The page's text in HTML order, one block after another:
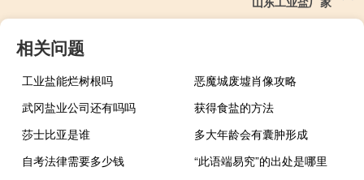
相关问题
工业盐能烂树根吗
恶魔城废墟肖像攻略
武冈盐业公司还有吗吗
获得食盐的方法
莎士比亚是谁
多大年龄会有囊肿形成
自考法律需要多少钱
“此语端易究”的出处是哪里